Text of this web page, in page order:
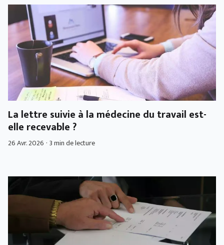
La lettre suivie à la médecine du travail est-
elle recevable ?
26 Avr. 2026 · 3 min de lecture